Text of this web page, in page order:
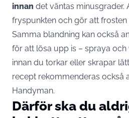
innan det väntas minusgrader.
fryspunkten och gör att frosten
Samma blandning kan också
för att lösa upp is – spraya
innan du torkar eller skrapar
recept rekommenderas också
Handyman.
Därför ska du